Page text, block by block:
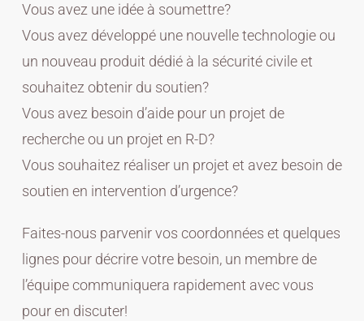
Vous avez une idée à soumettre?
Vous avez développé une nouvelle technologie ou
un nouveau produit dédié à la sécurité civile et
souhaitez obtenir du soutien?
Vous avez besoin d’aide pour un projet de
recherche ou un projet en R-D?
Vous souhaitez réaliser un projet et avez besoin de
soutien en intervention d’urgence?
Faites-nous parvenir vos coordonnées et quelques
lignes pour décrire votre besoin, un membre de
l’équipe communiquera rapidement avec vous
pour en discuter!